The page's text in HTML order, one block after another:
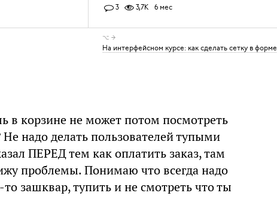
3 3,7K 6 мес
⌥ →
На интерфейсном курсе: как сделать сетку в форме
в корзине не может потом посмотреть
надо делать пользователей тупыми
ПЕРЕД тем как оплатить заказ, там
проблемы. Понимаю что всегда надо
зашквар, тупить и не смотреть что ты